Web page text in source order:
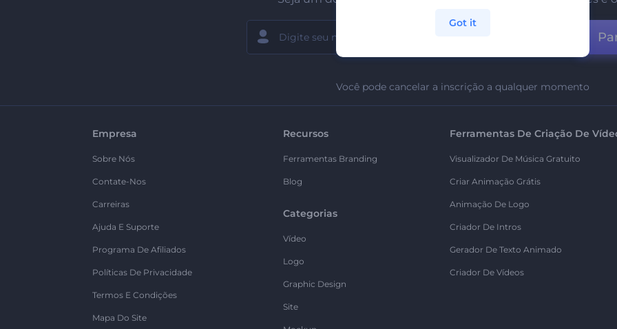
Você pode cancelar a inscrição a qualquer momento
Empresa
Sobre Nós
Contate-Nos
Carreiras
Ajuda E Suporte
Programa De Afiliados
Políticas De Privacidade
Termos E Condições
Mapa Do Site
Recursos
Ferramentas Branding
Blog
Categorias
Vídeo
Logo
Graphic Design
Site
Ferramentas De Criação De
Visualizador De Música Gratuito
Criar Animação Grátis
Animação De Logo
Criador De Intros
Gerador De Texto Animado
Criador De Vídeos
Got it